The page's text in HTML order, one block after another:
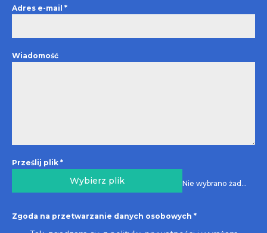
Adres e-mail *
Wiadomość
Prześlij plik *
Wybierz plik Nie wybrano żadnego pliku
Zgoda na przetwarzanie danych osobowych *